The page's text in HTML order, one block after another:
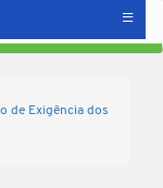
de Exigência dos